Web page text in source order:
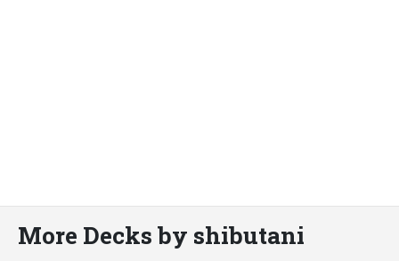
More Decks by shibutani